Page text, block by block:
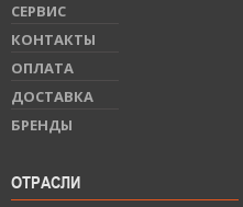
СЕРВИС
КОНТАКТЫ
ОПЛАТА
ДОСТАВКА
БРЕНДЫ
ОТРАСЛИ